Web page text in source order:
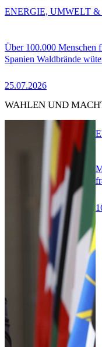
Über 100.000 Menschen
Spanien Waldbrände
25.07.2026
ENERGIE, UMWELT &
WAHLEN UND